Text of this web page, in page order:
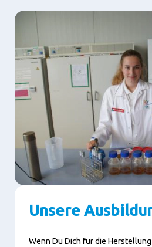
Unsere
Wenn Du Dich für die